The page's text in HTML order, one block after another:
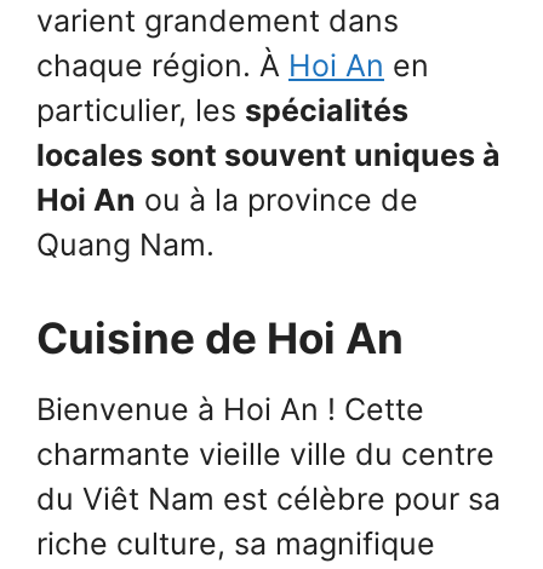
varient grandement dans
chaque région. À Hoi An en
particulier, les spécialités
locales sont souvent uniques à
Hoi An ou à la province de
Quang Nam.
Cuisine de Hoi An
Bienvenue à Hoi An ! Cette
charmante vieille ville du centre
du Viêt Nam est célèbre pour sa
riche culture, sa magnifique